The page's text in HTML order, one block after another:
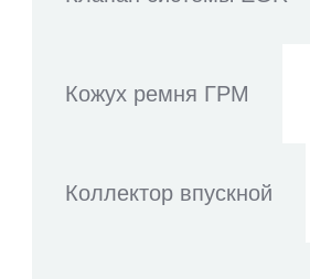
Кожух ремня ГРМ
Коллектор впускной